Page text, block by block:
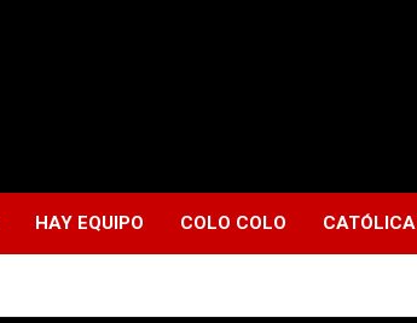
HAY EQUIPO COLO COLO CATÓLICA